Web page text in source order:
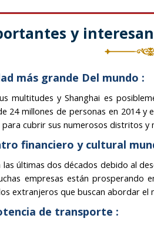
y
más grande Del mundo :
multitudes y Shanghai es
24 millones de personas en 2014
para cubrir sus numerosos distritos
financiero y cultural
últimas dos décados debido al
empresas están prosperando
extranjeros que buscan abordar el
de transporte :